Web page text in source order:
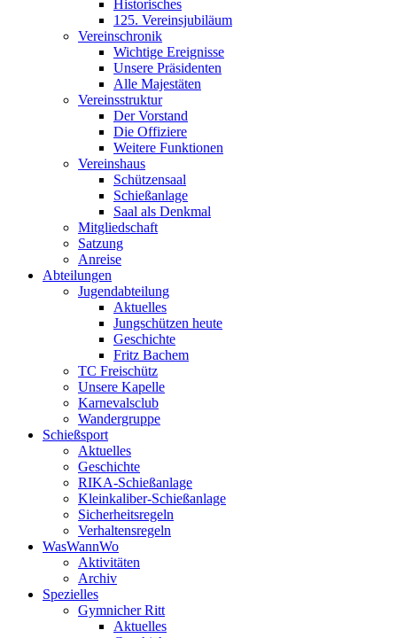
Historisches
125. Vereinsjubiläum
Vereinschronik
Wichtige Ereignisse
Unsere Präsidenten
Alle Majestäten
Vereinsstruktur
Der Vorstand
Die Offiziere
Weitere Funktionen
Vereinshaus
Schützensaal
Schießanlage
Saal als Denkmal
Mitgliedschaft
Satzung
Anreise
Abteilungen
Jugendabteilung
Aktuelles
Jungschützen heute
Geschichte
Fritz Bachem
TC Freischütz
Unsere Kapelle
Karnevalsclub
Wandergruppe
Schießsport
Aktuelles
Geschichte
RIKA-Schießanlage
Kleinkaliber-Schießanlage
Sicherheitsregeln
Verhaltensregeln
WasWannWo
Aktivitäten
Archiv
Spezielles
Gymnicher Ritt
Aktuelles